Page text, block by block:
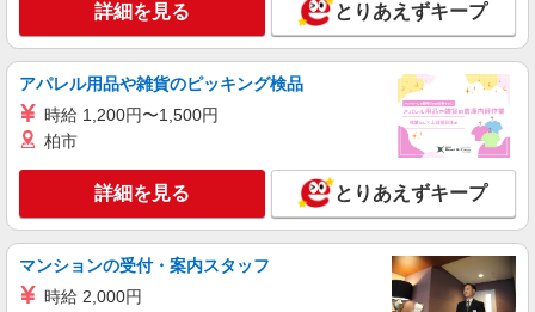
詳細を見る とりあえずキープ
アパレル用品や雑貨のピッキング検品
時給 1,200円〜1,500円
柏市
詳細を見る とりあえずキープ
マンションの受付・案内スタッフ
時給 2,000円